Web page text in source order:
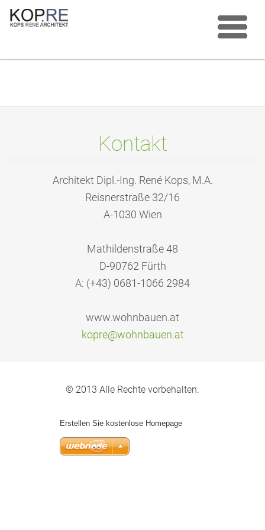
Kontakt
Architekt Dipl.-Ing. René Kops, M.A.
Reisnerstraße 32/16
A-1030 Wien
Mathildenstraße 48
D-90762 Fürth
A: (+43) 0681-1066 2984
www.wohnbauen.at
kopre@wohnbauen.at
© 2013 Alle Rechte vorbehalten.
Erstellen Sie kostenlose Homepage